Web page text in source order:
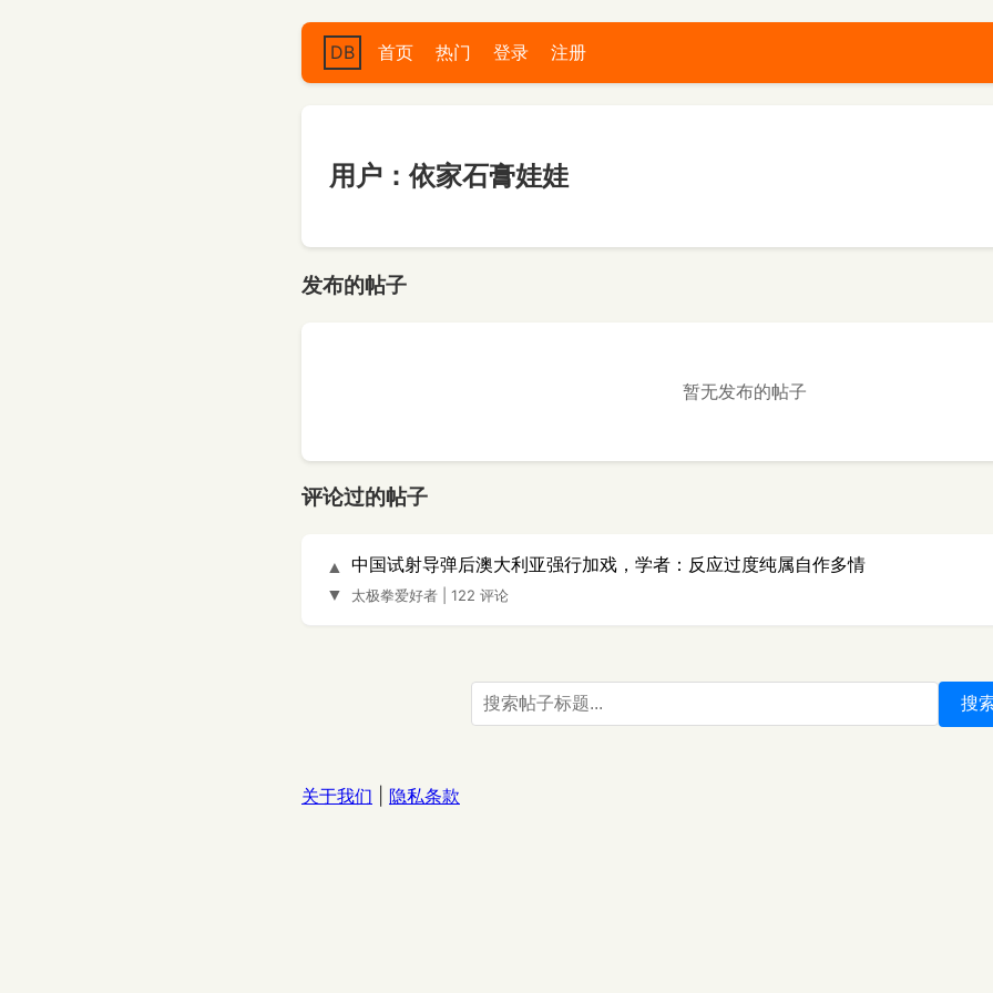
DB 首页 热门 登录 注册
用户：依家石膏娃娃
发布的帖子
暂无发布的帖子
评论过的帖子
▲
▼
中国试射导弹后澳大利亚强行加戏，学者：反应过度纯属自作多情
太极拳爱好者 122 评论
搜
关于我们 隐私条款